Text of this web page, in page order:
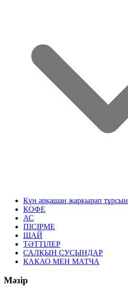
Күн әрқашан жарқырап тұрсын
КОФЕ
АС
ПІСІРМЕ
ШАЙ
ТӘТТІЛЕР
САЛҚЫН СУСЫНДАР
КАКАО МЕН МАТЧА
Мәзір